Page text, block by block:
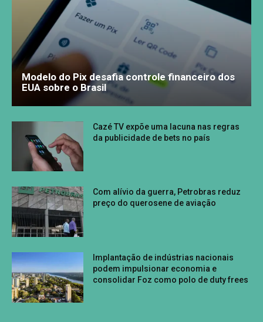
Modelo do Pix desafia controle financeiro dos
EUA sobre o Brasil
Cazé TV expõe uma lacuna nas regras
da publicidade de bets no país
Com alívio da guerra, Petrobras reduz
preço do querosene de aviação
Implantação de indústrias nacionais
podem impulsionar economia e
consolidar Foz como polo de duty frees